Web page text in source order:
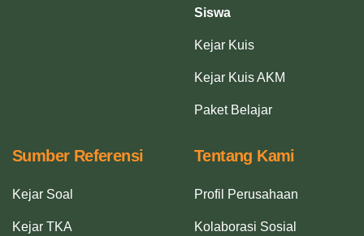
Siswa
Kejar Kuis
Kejar Kuis AKM
Paket Belajar
Sumber Referensi
Kejar Soal
Kejar TKA
Tentang Kami
Profil Perusahaan
Kolaborasi Sosial